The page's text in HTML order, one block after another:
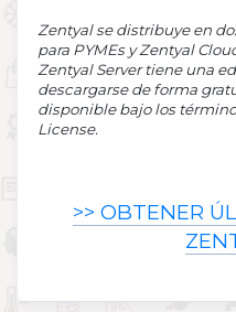
Zentyal se distribuye en
para PYMEs y Zentyal
Zentyal Server tiene una
descargarse de forma
disponible bajo los
License.
>> OBTENER